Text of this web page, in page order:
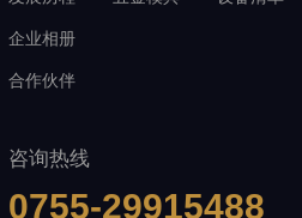
企业相册
合作伙伴
咨询热线
0755-29915488